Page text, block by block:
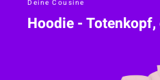
Deine Cousine
Hoodie -